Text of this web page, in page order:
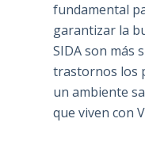
fundamental
garantizar la
SIDA son más
trastornos los
un ambiente
que viven con